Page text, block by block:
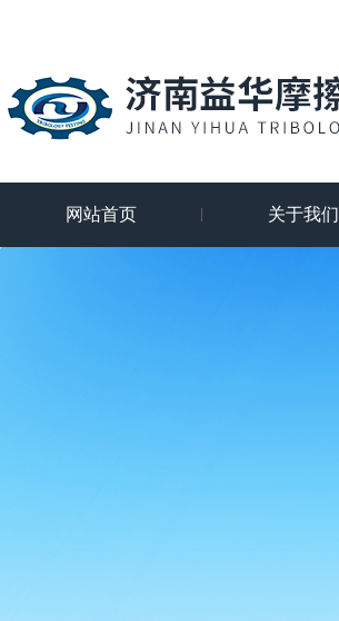
网站首页 关于我们